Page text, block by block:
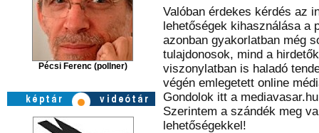
Pécsi Ferenc (pollner)
Valóban érdekes kérdés az
lehetőségek kihasználása a
azonban gyakorlatban még
tulajdonosok, mind a
viszonylatban is haladó
végén emlegetett online
Gondolok itt a
Szerintem a szándék meg
lehetőségekkel!